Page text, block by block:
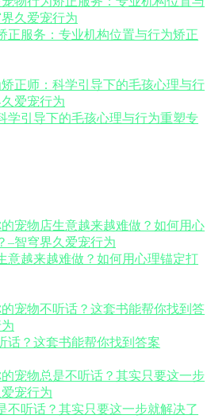
正服务：专业机构位置与行为矫正
学引导下的毛孩心理与行为重塑专
意越来越难做？如何用心理锚定打
话？这套书能帮你找到答案
不听话？其实只要这一步就解决了